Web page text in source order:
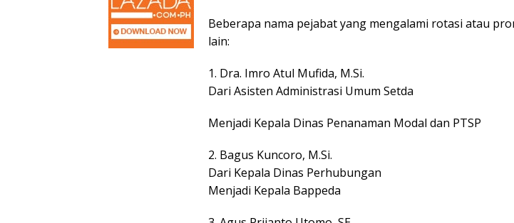
Beberapa nama pejabat yang mengalami rotasi atau
lain:
1. Dra. Imro Atul Mufida, M.Si.
Dari Asisten Administrasi Umum Setda
Menjadi Kepala Dinas Penanaman Modal dan PTSP
2. Bagus Kuncoro, M.Si.
Dari Kepala Dinas Perhubungan
Menjadi Kepala Bappeda